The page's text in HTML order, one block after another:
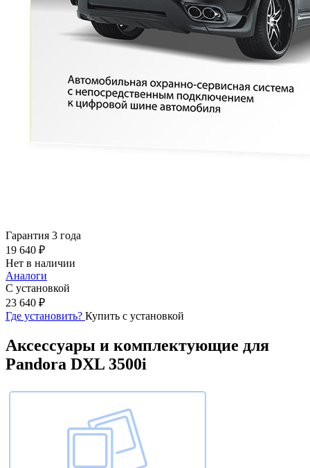
Гарантия 3 года
19 640 ₽
Нет в наличии
Аналоги
С установкой
23 640 ₽
Где установить? Купить с установкой
Аксессуары и комплектующие для
Pandora DXL 3500i